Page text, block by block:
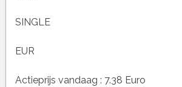
SINGLE
EUR
Actieprijs vandaag : 7.38 Euro